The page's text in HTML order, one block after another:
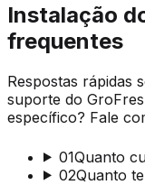
Instalação
frequentes
Respostas rápidas
suporte do
específico? Fale
01Quanto
02Quanto